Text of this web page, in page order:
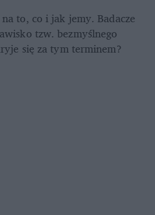
to, co i jak jemy. Badacze
tzw. bezmyślnego
się za tym terminem?